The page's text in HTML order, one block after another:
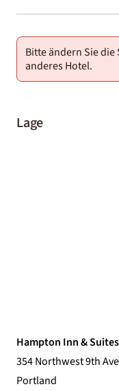
01-02
Bitte ändern Sie
anderes Hotel.
Lage
Hampton Inn &
354 Northwest 9th
Portland